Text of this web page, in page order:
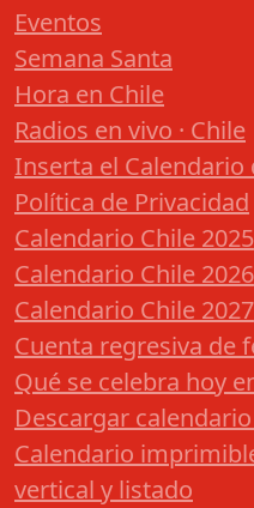
Eventos
Semana Santa
Hora en Chile
Radios en vivo · Chile
Inserta el Calendario
Política de Privacidad
Calendario Chile 2025
Calendario Chile 2026
Calendario Chile 2027
Cuenta regresiva de
Qué se celebra hoy
Descargar
Calendario
vertical y listado